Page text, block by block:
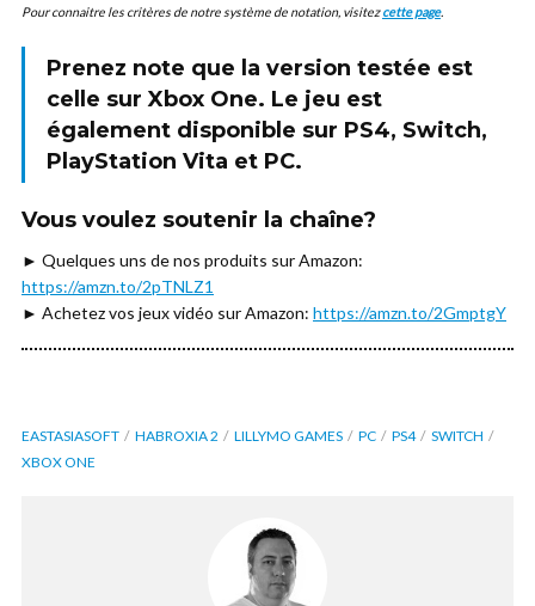
Pour connaitre les critères de notre système de notation, visitezcette page.
Prenez note que la version testée est
celle surXbox One. Le jeu est
également disponible sur PS4, Switch,
PlayStation Vita et PC.
Vous voulez soutenir la chaîne?
► Quelques uns de nos produits sur Amazon:
https://amzn.to/2pTNLZ1
► Achetez vos jeux vidéo sur Amazon: https://amzn.to/2GmptgY
EASTASIASOFT HABROXIA 2 LILLYMO GAMES PC PS4
SWITCH
XBOX ONE